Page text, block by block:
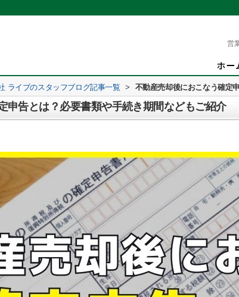
営
ライブのスタッフブログ記事一覧 > 不動産売却後におこなう確定
申告とは？必要書類や手続き期間などもご紹介